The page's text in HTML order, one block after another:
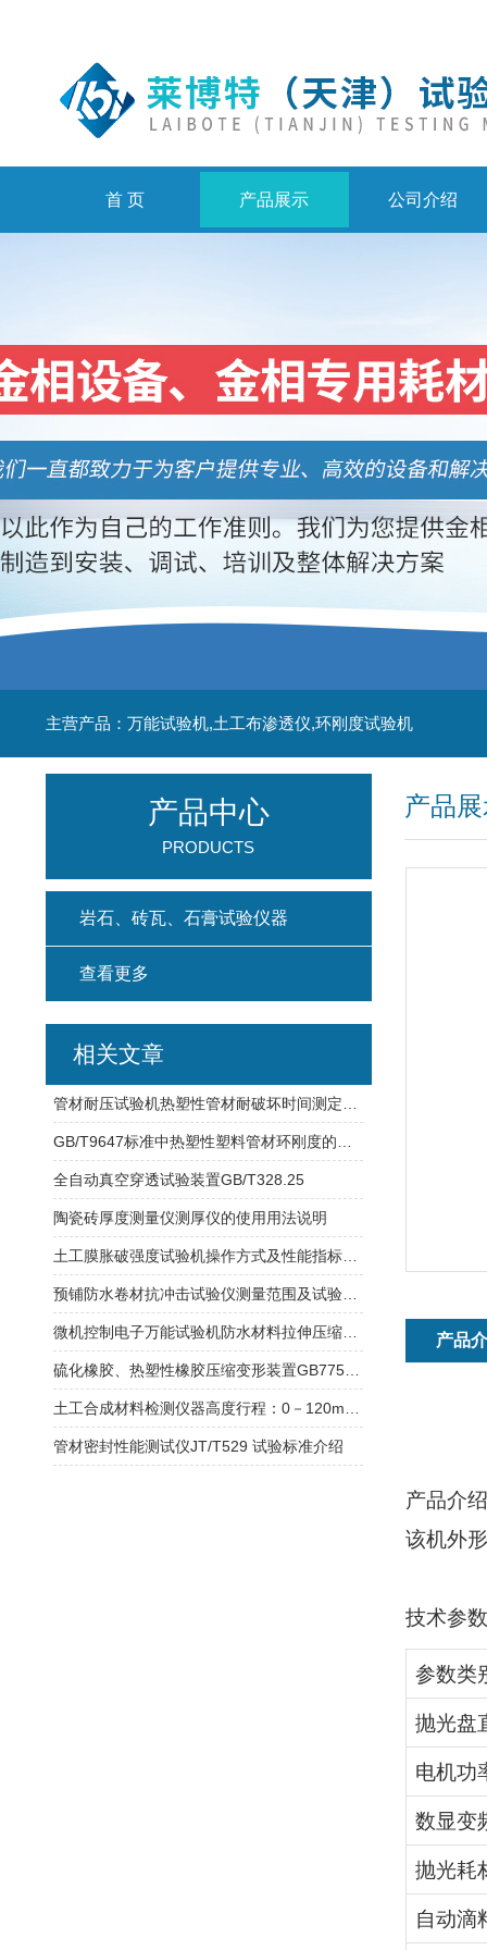
首 页 产品展示 公司介绍
主营产品：万能试验机,土工布渗透仪,环刚度试验机
产品
产品
产品介绍
该机外
技术参数
参数类
抛光盘
电机功
数显变
抛光耗
自动滴
产品中心
PRODUCTS
岩石、砖瓦、石膏试验仪器
查看更多
相关文章
全自动真空穿透试验装置GB/T328.25
陶瓷砖厚度测量仪测厚仪的使用用法说明
管材密封性能测试仪JT/T529 试验标准介绍